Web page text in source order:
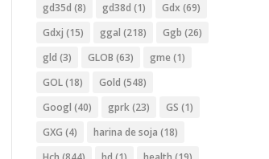
gd35d (8) gd38d (1) Gdx (69)
Gdxj (15) ggal (218) Ggb (26)
gld (3) GLOB (63) gme (1)
GOL(18) Gold (548)
Googl (40) gprk(23) GS (1)
GXG (4) harina de soja (18)